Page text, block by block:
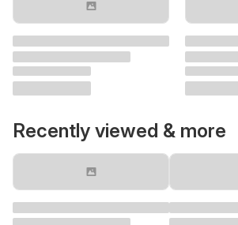
Recently viewed & more